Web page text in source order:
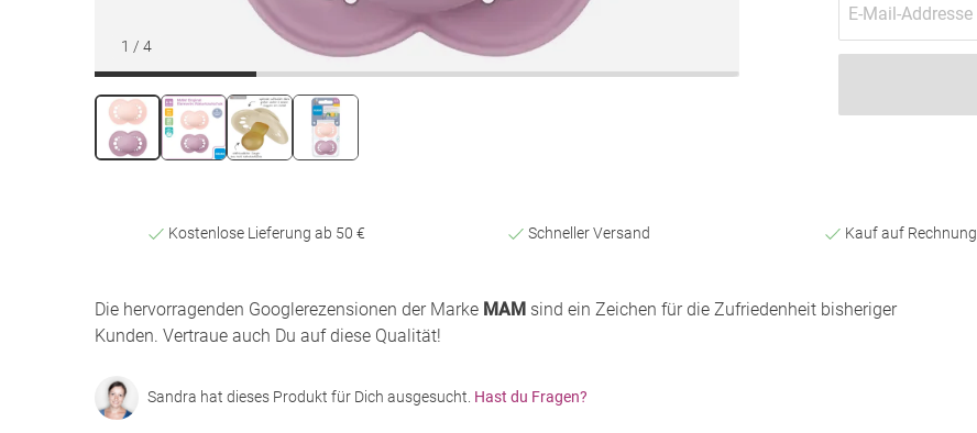
1 / 4
Kostenlose Lieferung ab 50 € Schneller Versand Kauf auf Rechnung
Die hervorragenden Googlerezensionen der Marke MAM sind ein Zeichen für die Zufriedenheit bisheriger
Kunden. Vertraue auch Du auf diese Qualität!
Sandra hat dieses Produkt für Dich ausgesucht. Hast du Fragen?